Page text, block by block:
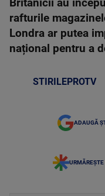
Britanicii au
rafturile
Londra ar putea
național pentru a
STIRILEPROTV
ADAUGĂ
URMĂREȘTE